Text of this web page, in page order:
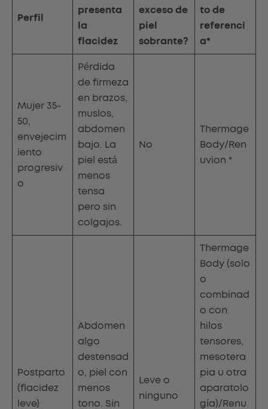
Perfil
presenta
la
flacidez
exceso de
piel
sobrante?
to de
referenci
a*
Mujer 35-
50,
envejecim
iento
progresiv
o
Pérdida
de firmeza
en brazos,
muslos,
abdomen
bajo. La
piel está
menos
tensa
pero sin
colgajos.
No
Thermage
Body/Ren
uvion *
Postparto
(flacidez
leve)
Abdomen
algo
destensad
o, piel con
menos
tono. Sin
Leve o
ninguno
Thermage
Body (solo
o
combinad
o con
hilos
tensores,
mesotera
pia u otra
aparatolo
gía)/Renu